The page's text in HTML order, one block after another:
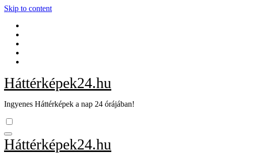
Skip to content
Háttérképek24.hu
Ingyenes Háttérképek a nap 24 órájában!
Háttérképek24.hu